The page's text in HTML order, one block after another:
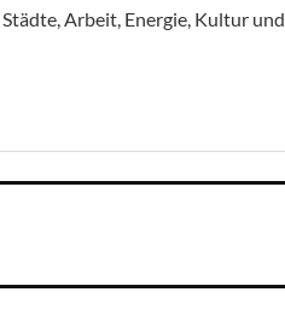
Arbeit, Energie, Kultur und